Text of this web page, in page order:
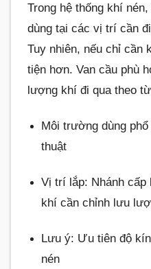
Trong hệ thống khí
dùng tại các vị trí cần
Tuy nhiên, nếu chỉ cần
tiện hơn. Van cầu phù
lượng khí đi qua theo
Môi trường dùng
thuật
Vị trí lắp: Nhánh
khí cần chỉnh lưu
Lưu ý: Ưu tiên độ
nén